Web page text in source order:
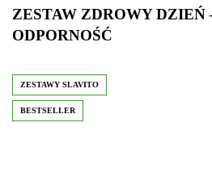
ZESTAW ZDROWY DZIEŃ
ODPORNOŚĆ
ZESTAWY SLAVITO
BESTSELLER